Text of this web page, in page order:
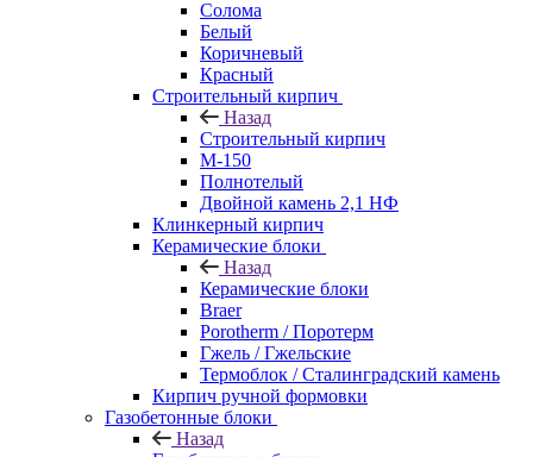
Солома
Белый
Коричневый
Красный
Строительный кирпич
Назад
Строительный кирпич
М-150
Полнотелый
Двойной камень 2,1 НФ
Клинкерный кирпич
Керамические блоки
Назад
Керамические блоки
Braer
Porotherm / Поротерм
Гжель / Гжельские
Термоблок / Сталинградский камень
Кирпич ручной формовки
Газобетонные блоки
Назад